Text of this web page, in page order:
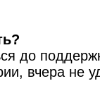
до
вчера не